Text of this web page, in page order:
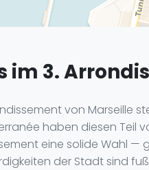
im 3.
von Marseille
haben diesen Teil
eine solide Wahl —
der Stadt sind